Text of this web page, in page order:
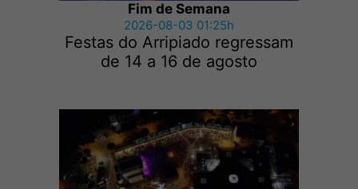
Fim de Semana
2026-08-03 01:25h
Festas do Arripiado regressam
de 14 a 16 de agosto